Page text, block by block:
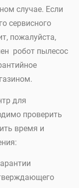
случае. Если
сервисного
пожалуйста,
робот пылесос
для
проверить
время и